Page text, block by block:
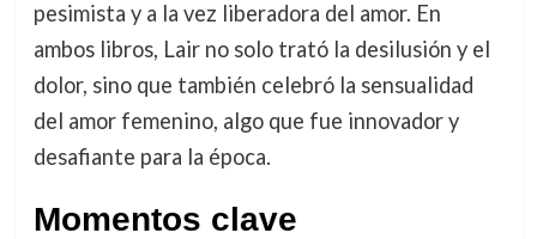
pesimista y a la vez liberadora del amor. En
ambos libros, Lair no solo trató la desilusión y el
dolor, sino que también celebró la sensualidad
del amor femenino, algo que fue innovador y
desafiante para la época.
Momentos clave